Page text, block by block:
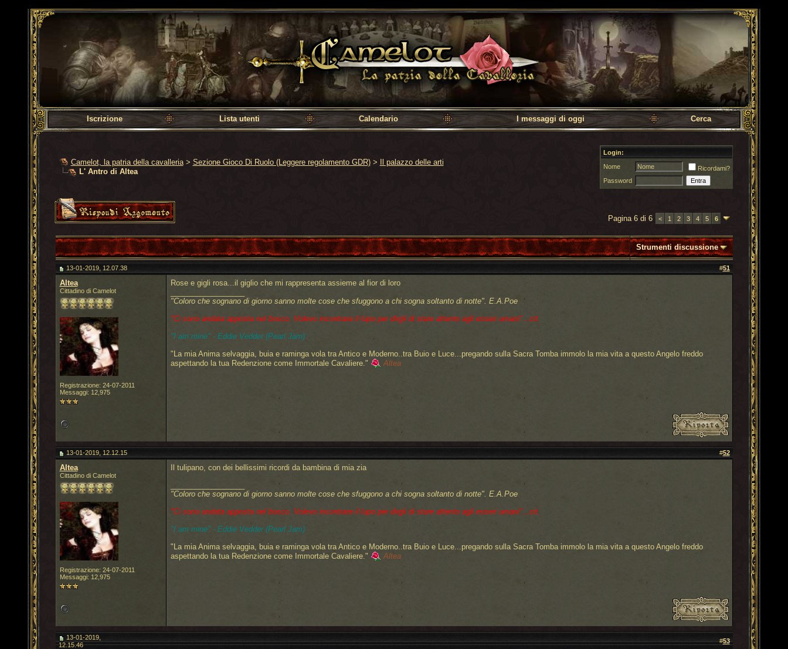
Camelot, la patria della cavalleria
Iscrizione Lista utenti Calendario I messaggi di oggi Cerca
Camelot, la patria della cavalleria > Sezione Gioco Di Ruolo (Leggere regolamento GDR) >
Il palazzo delle arti
L' Antro di Altea
Login:
Nome
Ricordami?
Password
Pagina 6 di 6 < 1 2 3 4 5 6
Strumenti discussione
13-01-2019, 12.07.38 #51
Altea
Cittadino di Camelot
Registrazione: 24-07-2011
Messaggi: 12,975
Rose e gigli rosa...il giglio che mi rappresenta assieme al fior di loro
"Coloro che sognano di giorno sanno molte cose che sfuggono a chi sogna soltanto di notte". E.A.Poe
"Ci sono andata apposta nel bosco. Volevo incontrare il lupo per dirgli di stare attento agli esseri umani"...cit.
"I am mine" - Eddie Vedder (Pearl Jam)
"La mia Anima selvaggia, buia e raminga vola tra Antico e Moderno..tra Buio e Luce...pregando sulla Sacra Tomba immolo la mia vita a questo Angelo freddo
aspettando la tua Redenzione come Immortale Cavaliere."
Altea
13-01-2019, 12.12.15 #52
Altea
Cittadino di Camelot
Registrazione: 24-07-2011
Messaggi: 12,975
Il tulipano, con dei bellissimi ricordi da bambina di mia zia
"Coloro che sognano di giorno sanno molte cose che sfuggono a chi sogna soltanto di notte". E.A.Poe
"Ci sono andata apposta nel bosco. Volevo incontrare il lupo per dirgli di stare attento agli esseri umani"...cit.
"I am mine" - Eddie Vedder (Pearl Jam)
"La mia Anima selvaggia, buia e raminga vola tra Antico e Moderno..tra Buio e Luce...pregando sulla Sacra Tomba immolo la mia vita a questo Angelo freddo
aspettando la tua Redenzione come Immortale Cavaliere."
Altea
13-01-2019,
12.15.46
#53